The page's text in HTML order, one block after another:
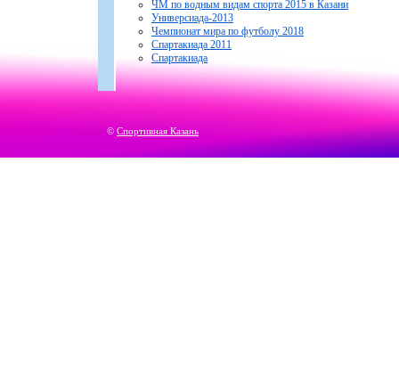
ЧМ по водным видам спорта 2015 в Казани
Универсиада-2013
Чемпионат мира по футболу 2018
Спартакиада 2011
Спартакиада
© Спортивная Казань